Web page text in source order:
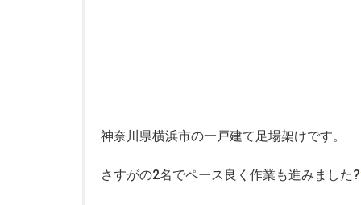
神奈川県横浜市の一戸建て足場架けです。
さすがの2名でペース良く作業も進みました?